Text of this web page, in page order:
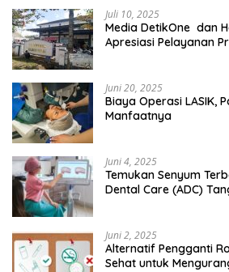
Juli 10, 2025
Media DetikOne dan
Apresiasi Pelayanan
Juni 20, 2025
Biaya Operasi LASIK,
Manfaatnya
Juni 4, 2025
Temukan Senyum
Dental Care (ADC)
Juni 2, 2025
Alternatif Pengganti
Sehat untuk